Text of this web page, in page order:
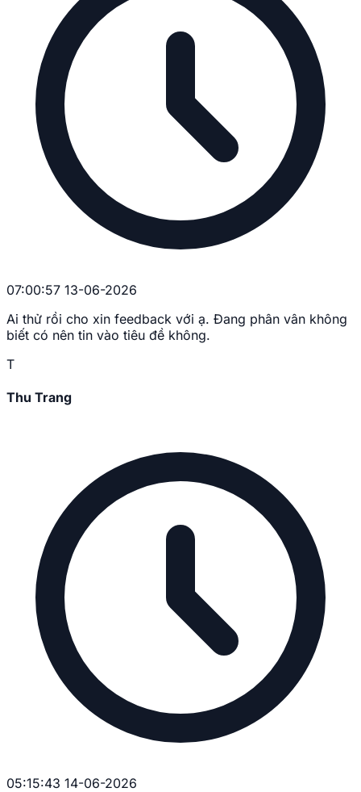
07:00:57 13-06-2026
Ai thử rồi cho xin feedback với ạ. Đang phân vân không
biết có nên tin vào tiêu đề không.
T
Thu Trang
05:15:43 14-06-2026